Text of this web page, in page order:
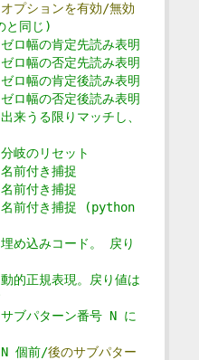
オプションを有効/無効
と同じ)
の肯定先読み表明
の否定先読み表明
の肯定後読み表明
の否定後読み表明
る限りマッチし、
リセット
付き捕捉
付き捕捉
付き捕捉 (python
みコード。 戻り
規表現。戻り値は
パターン番号 N に
個前/後のサブパター